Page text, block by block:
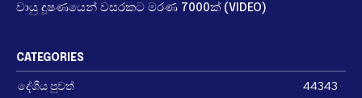
වායු දූෂණයෙන් වසරකට මරණ 7000ක් (VIDEO)
CATEGORIES
දේශීය පුවත් 44343